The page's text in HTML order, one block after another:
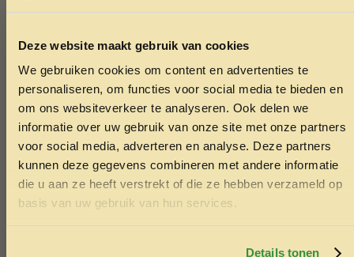
Deze website maakt gebruik van cookies
We gebruiken cookies om content en advertenties te
personaliseren, om functies voor social media te bieden en
om ons websiteverkeer te analyseren. Ook delen we
informatie over uw gebruik van onze site met onze partners
voor social media, adverteren en analyse. Deze partners
kunnen deze gegevens combineren met andere informatie
die u aan ze heeft verstrekt of die ze hebben verzameld op
basis van uw gebruik van hun services.
Details tonen
In onze winkel in Varsseveld helpt Menno u graag met
niet wat u zoekt? Menno kan het vaak voor u bestellen.
Ook voor het knippen van nagels van konijnen of cavia’s
bent u welkom.
Whatsapp
Bel Menno
ONTVANG 5% KORTING OP
JE EERSTE BESTELLING!
Ontvang korting
Door je in te schrijven ga je akkoord met het ontvangen van